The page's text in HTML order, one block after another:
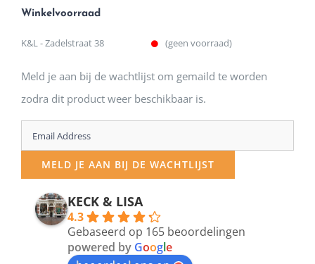
Winkelvoorraad
K&L - Zadelstraat 38 (geen voorraad)
Meld je aan bij de wachtlijst om gemaild te worden
zodra dit product weer beschikbaar is.
Enter
your
email
address
MELD JE AAN BIJ DE WACHTLIJST
KECK & LISA
4.3
Gebaseerd op 165 beoordelingen
powered by Google